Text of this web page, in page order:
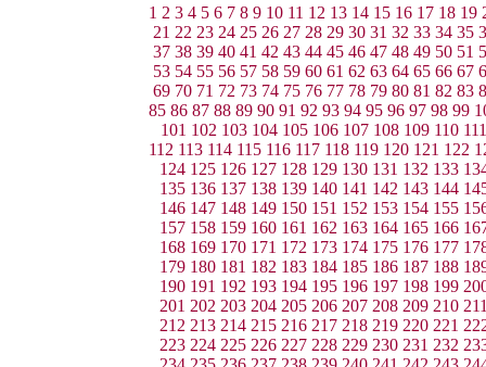
1 2 3 4 5 6 7 8 9 10 11 12 13 14 15 16 17 18 19
21 22 23 24 25 26 27 28 29 30 31 32 33 34 35
37 38 39 40 41 42 43 44 45 46 47 48 49 50 51
53 54 55 56 57 58 59 60 61 62 63 64 65 66 67
69 70 71 72 73 74 75 76 77 78 79 80 81 82 83
85 86 87 88 89 90 91 92 93 94 95 96 97 98 99
101 102 103 104 105 106 107 108 109 110 111
112 113 114 115 116 117 118 119 120 121 122
124 125 126 127 128 129 130 131 132 133
135 136 137 138 139 140 141 142 143 144
146 147 148 149 150 151 152 153 154 155
157 158 159 160 161 162 163 164 165 166
168 169 170 171 172 173 174 175 176 177
179 180 181 182 183 184 185 186 187 188
190 191 192 193 194 195 196 197 198 199
201 202 203 204 205 206 207 208 209 210
212 213 214 215 216 217 218 219 220 221
223 224 225 226 227 228 229 230 231 232